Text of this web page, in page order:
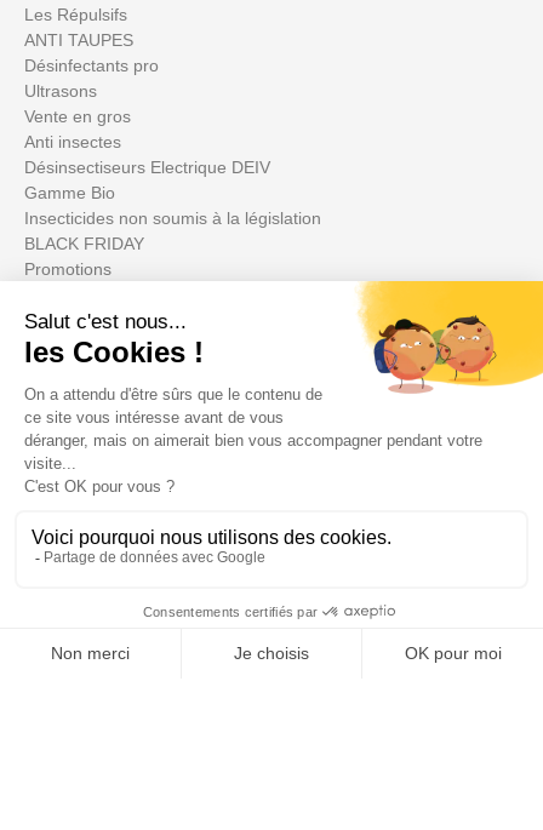
Les Répulsifs
ANTI TAUPES
Désinfectants pro
Ultrasons
Vente en gros
Anti insectes
Désinsectiseurs Electrique DEIV
Gamme Bio
Insecticides non soumis à la législation
BLACK FRIDAY
Promotions
Votre compte
Informations
